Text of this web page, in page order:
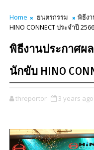
Home ยนตรกรรม
พิธีง
HINO CONNECT ประจำปี
พิธีงานประกาศผ
นักขับ HINO
threportor 3 years ago